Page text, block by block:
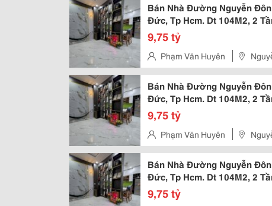
Bán Nhà Đường Nguyễn
Đức, Tp Hcm. Dt 104M2, 2
9,75 tỷ
Phạm Văn Huyên
Bán Nhà Đường Nguyễn
Đức, Tp Hcm. Dt 104M2, 2
9,75 tỷ
Phạm Văn Huyên
Bán Nhà Đường Nguyễn
Đức, Tp Hcm. Dt 104M2, 2
9,75 tỷ